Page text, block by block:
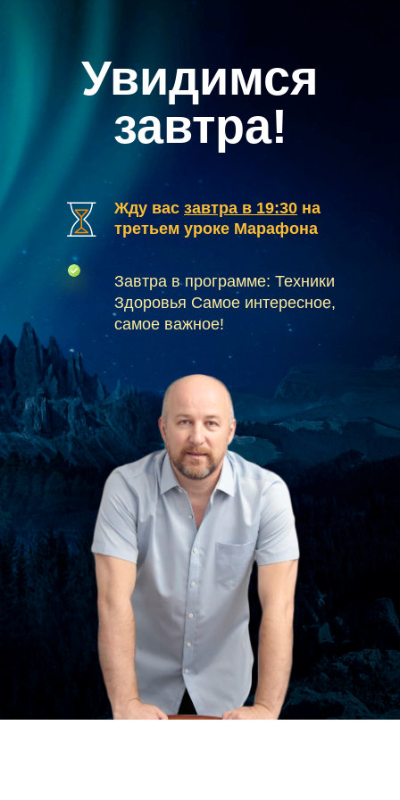
Увидимся
завтра!
Завтра в программе: Техники
Здоровья Самое интересное,
самое важное!
Жду вас завтра в 19:30 на
третьем уроке Марафона